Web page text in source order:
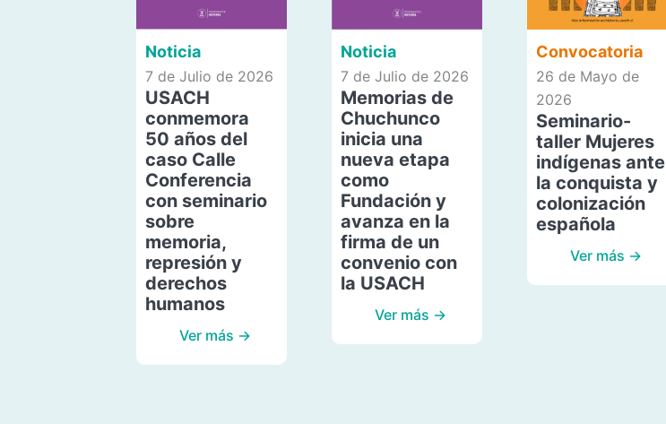
Noticia
7 de Julio de 2026
USACH
conmemora
50 años del
caso Calle
Conferencia
con seminario
sobre
memoria,
represión y
derechos
humanos
Ver más →
Noticia
7 de Julio de 2026
Memorias de
Chuchunco
inicia una
nueva etapa
como
Fundación y
avanza en la
firma de un
convenio con
la USACH
Ver más →
Convocatoria
26 de Mayo de
2026
Seminario-
taller Mujeres
indígenas ante
la conquista y
colonización
española
Ver más →